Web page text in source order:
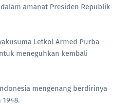
amanat Presiden Republik
Letkol Armed Purba
meneguhkan kembali
mengenang berdirinya